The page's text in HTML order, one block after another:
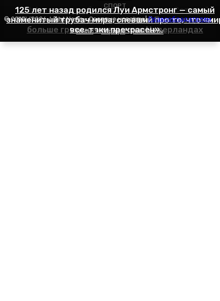
Эффективное обучение: партнеры «Сетевой
компании» удваивают выпуск продукции и
снижают потери
СПОРТ
РПЛ все еще входит в топ-6 лиг Европы, здесь
больше громких имен, чем в Нидерландах
125 лет назад родился Луи Армстронг — самый
знаменитый трубач мира, спевший про то, что
все-таки прекрасен»
© 2012 - 2026, Light News - Светлые новости |Правообладателям
О нас
Тарифы Контакты